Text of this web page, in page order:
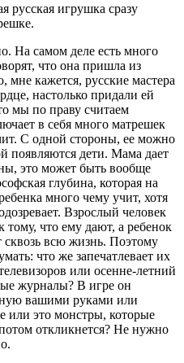
русская игрушка сразу
На самом деле есть много
что она пришла из
мне кажется, русские мастера
настолько придали ей
мы по праву считаем
в себя много матрешек
С одной стороны, ее можно
появляются дети. Мама дает
это может быть вообще
глубина, которая на
много чему учит, хотя
Взрослый человек
тому, что ему дают, а ребенок
сквозь всю жизнь. Поэтому
что же запечатлевает их
или осенне-летний
журналы? В игре он
вашими руками или
или это монстры, которые
откликнется? Не нужно